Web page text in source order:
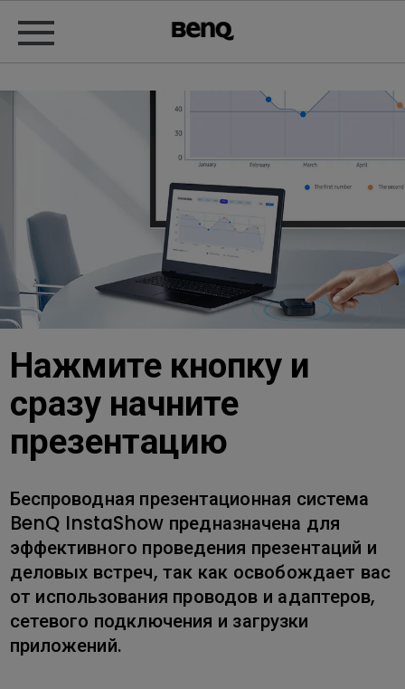
Нажмите кнопку и
сразу начните
презентацию
Беспроводная презентационная система
BenQ InstaShow предназначена для
эффективного проведения презентаций и
деловых встреч, так как освобождает вас
от использования проводов и адаптеров,
сетевого подключения и загрузки
приложений.